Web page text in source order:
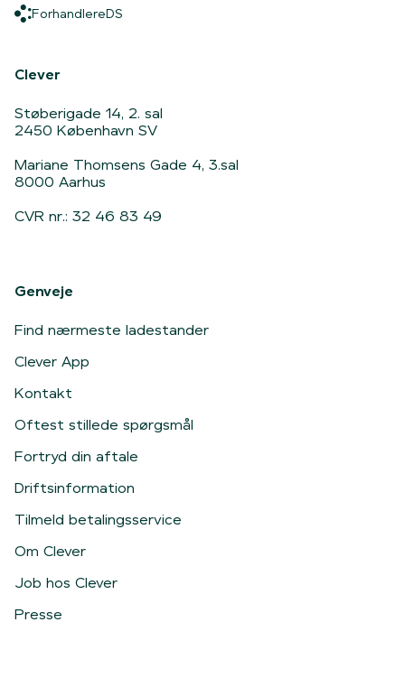
ForhandlereForhandlere
DS
Clever
Støberigade 14, 2. sal
2450 København SV
Mariane Thomsens Gade 4, 3.sal
8000 Aarhus
CVR nr.: 32 46 83 49
Genveje
Find nærmeste ladestander
Clever App
Kontakt
Oftest stillede spørgsmål
Fortryd din aftale
Driftsinformation
Tilmeld betalingsservice
Om Clever
Job hos Clever
Presse